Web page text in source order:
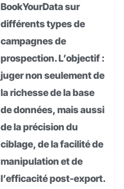
BookYourData sur
différents types de
campagnes de
prospection. L’objectif :
juger non seulement de
la richesse de la base
de données, mais aussi
de la précision du
ciblage, de la facilité de
manipulation et de
l’efficacité post-export.